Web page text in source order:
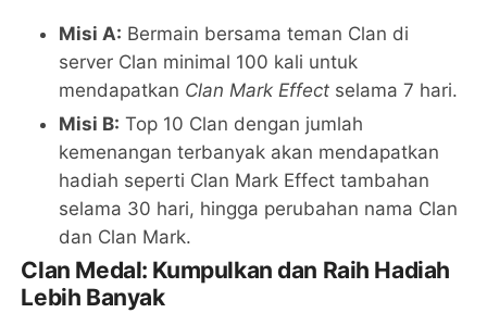
Misi A: Bermain bersama teman Clan di
server Clan minimal 100 kali untuk
mendapatkan Clan Mark Effect selama 7 hari.
Misi B: Top 10 Clan dengan jumlah
kemenangan terbanyak akan mendapatkan
hadiah seperti Clan Mark Effect tambahan
selama 30 hari, hingga perubahan nama Clan
dan Clan Mark.
Clan Medal: Kumpulkan dan Raih Hadiah
Lebih Banyak